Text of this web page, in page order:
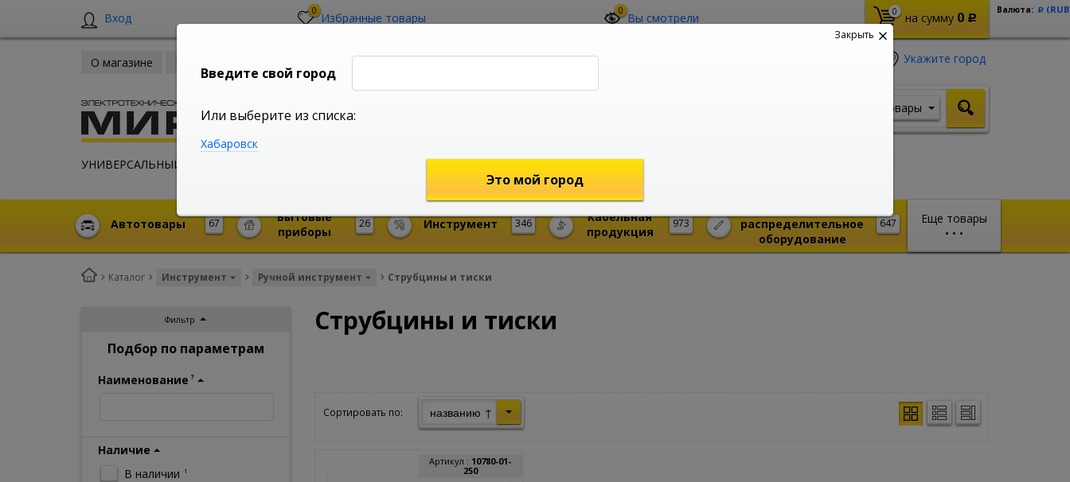
Вход 0 Избранные товары 0 Вы смотрели 0 на сумму 0 Р
Валюта: Р
О магазине
УНИВЕРСАЛЬНЫЙ ИНТЕРНЕТ МАГАЗИН
Укажите город
shop@mireks.ru
Товары
Еще товары
• • •
67
Автотовары 26
Бытовые
приборы
346
Инструмент 973
Кабельная
продукция
647
распределительное
оборудование
Каталог Инструмент Ручной инструмент Струбцины и тиски
Фильтр
Подбор по параметрам
Наименование ?
Наличие
В наличии
1
Струбцины и тиски
Сортировать по: названию ↑
Артикул : 10780-01-
250
Закрыть
Введите свой город
Или выберите из списка:
Хабаровск
Это мой город